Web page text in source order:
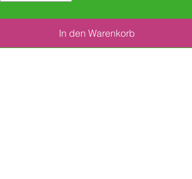
In den Warenkorb